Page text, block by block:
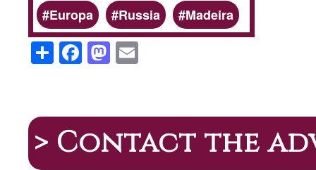
Europa
Russia Madeira
S
h
e
F
a
e
b
o
M
a
o
d
o
> Contact the